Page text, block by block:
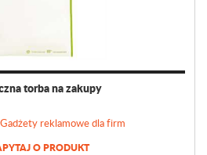
torba na zakupy
reklamowe dla firm
O PRODUKT